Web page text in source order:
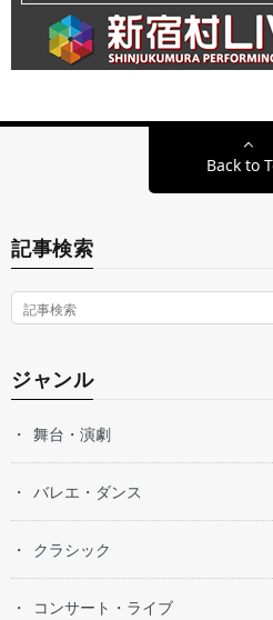
Back to
記事検索
ジャンル
舞台・演劇
バレエ・ダンス
クラシック
コンサート・ライブ